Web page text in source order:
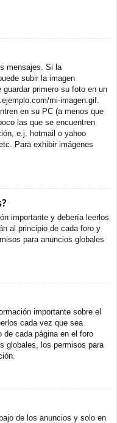
mensajes. Si la
subir la imagen
primero su foto en un
mi-imagen.gif.
en su PC (a menos que
las que se encuentren
e.j. hotmail o yahoo
Para exhibir imágenes
importante y debería leerlos
al principio de cada foro y
para anuncios globales
importante sobre el
cada vez que sea
de cada página en el foro
globales, los permisos para
de los anuncios y solo en